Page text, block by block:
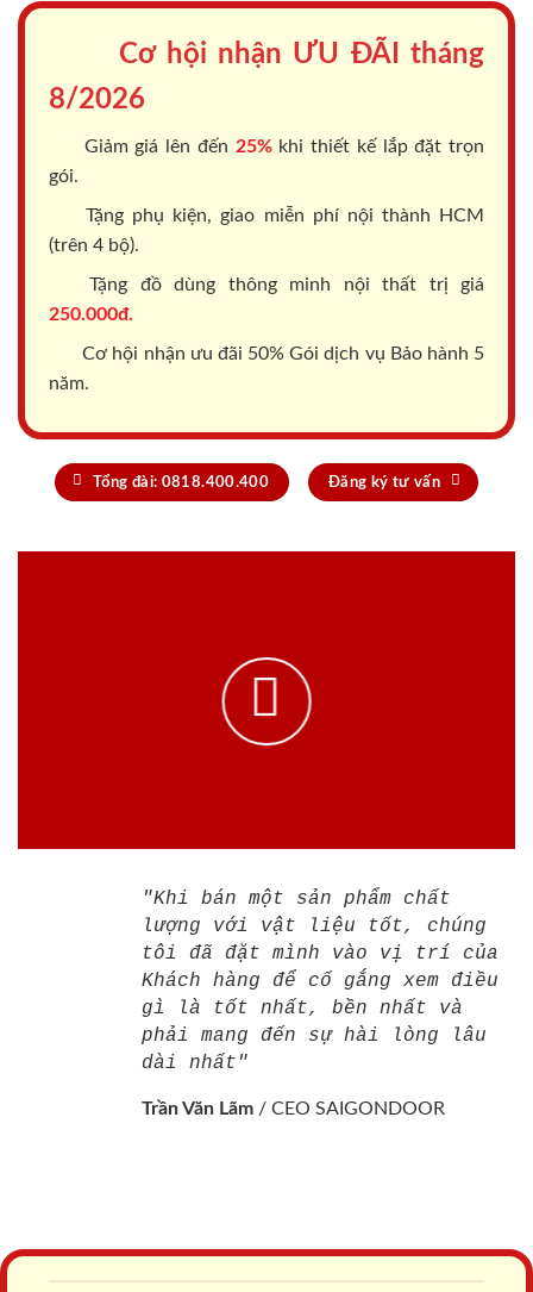
Cơ hội nhận ƯU ĐÃI tháng
8/2026
Giảm giá lên đến 25%khi thiết kế lắp đặt trọn
gói.
Tặng phụ kiện, giao miễn phí nội thành HCM
(trên 4 bộ).
Tặng đồ dùng thông minh nội thất trị giá
250.000đ.
Cơ hội nhận ưu đãi 50% Gói dịch vụ Bảo hành 5
năm.
Tổng đài: 0818.400.400 Đăng ký tư vấn
"Khi bán một sản phẩm chất
lượng với vật liệu tốt, chúng
tôi đã đặt mình vào vị trí của
Khách hàng để cố gắng xem điều
gì là tốt nhất, bền nhất và
phải mang đến sự hài lòng lâu
dài nhất"
Trần Văn Lãm / CEO SAIGONDOOR